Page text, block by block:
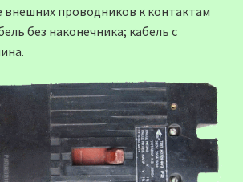
внешних проводников к контактам
без наконечника; кабель с